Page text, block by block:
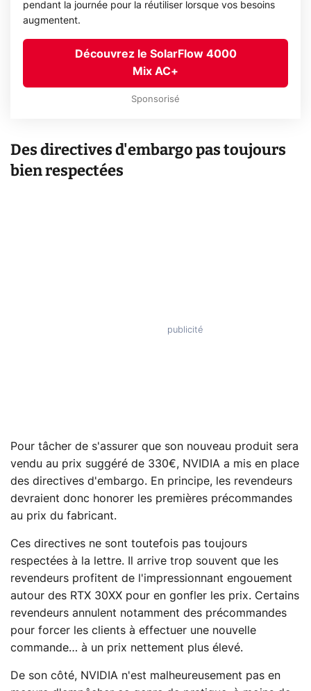
pendant la journée pour la réutiliser lorsque vos besoins
augmentent.
Découvrez le SolarFlow 4000
Mix AC+
Sponsorisé
Des directives d'embargo pas toujours
bien respectées
Pour tâcher de s'assurer que son nouveau produit sera
vendu au prix suggéré de 330€, NVIDIA a mis en place
des directives d'embargo. En principe, les revendeurs
devraient donc honorer les premières précommandes
au prix du fabricant.
Ces directives ne sont toutefois pas toujours
respectées à la lettre. Il arrive trop souvent que les
revendeurs profitent de l'impressionnant engouement
autour des RTX 30XX pour en gonfler les prix. Certains
revendeurs annulent notamment des précommandes
pour forcer les clients à effectuer une nouvelle
commande… à un prix nettement plus élevé.
De son côté, NVIDIA n'est malheureusement pas en